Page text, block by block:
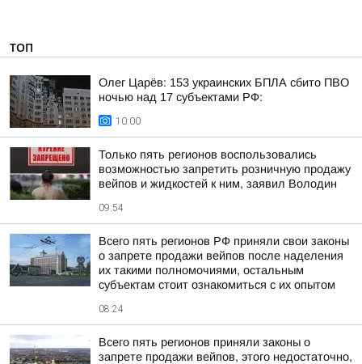
ТОП
Олег Царёв: 153 украинских БПЛА сбито ПВО
ночью над 17 субъектами РФ:
10:00
Только пять регионов воспользовались
возможностью запретить розничную продажу
вейпов и жидкостей к ним, заявил Володин
09:54
Всего пять регионов РФ приняли свои законы
о запрете продажи вейпов после наделения
их такими полномочиями, остальным
субъектам стоит ознакомиться с их опытом
08:24
Всего пять регионов приняли законы о
запрете продажи вейпов, этого недостаточно,